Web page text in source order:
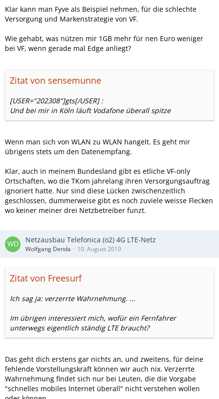
Klar kann man Fyve als Beispiel nehmen, für die schlechte
Versorgung und Markenstrategie von VF.
Wie gehabt, was nützen mir 1GB mehr für nen Euro weniger
bei VF, wenn gerade mal Edge anliegt?
Zitat von sensemunne
[USER="202308"]gts[/USER] :
Und bei mir in Köln läuft Vodafone überall spitze
Wenn man sich von WLAN zu WLAN hangelt. Es geht mir
übrigens stets um den Datenempfang.
Klar, auch in meinem Bundesland gibt es etliche VF-only
Ortschaften, wo die TKom jahrelang ihren Versorgungsauftrag
ignoriert hatte. Nur sind diese Lücken zwischenzeitlich
geschlossen, dummerweise gibt es noch zuviele weisse Flecken
wo keiner meiner drei Netzbetreiber funzt.
Netzausbau Telefonica (o2) 4G LTE-Netz
Wolfgang Denda 10. August 2019
Zitat von Freesurf
Ich sag ja: verzerrte Wahrnehmung. ...
Im übrigen interessiert mich, wofür ein Fernfahrer
unterwegs eigentlich ständig LTE braucht?
Das geht dich erstens gar nichts an, und zweitens, für deine
fehlende Vorstellungskraft können wir auch nix. Verzerrte
Wahrnehmung findet sich nur bei Leuten, die die Vorgabe
"schnelles mobiles Internet überall" nicht verstehen wollen